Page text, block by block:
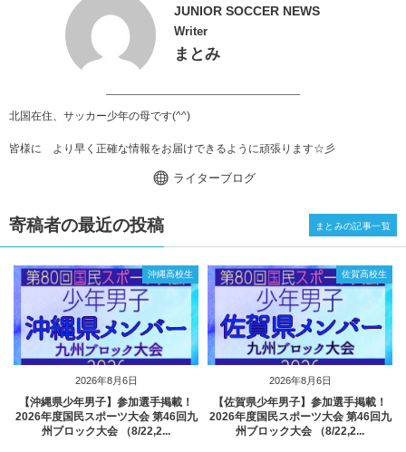
JUNIOR SOCCER NEWS
Writer
まとみ
北国在住、サッカー少年の母です(^^)
皆様に より早く正確な情報をお届けできるように頑張ります☆彡
ライターブログ
寄稿者の最近の投稿
2026年8月6日
沖縄高校生
【沖縄県少年男子】参加選手掲載！
2026年度国民スポーツ大会 第46回九
州ブロック大会 （8/22,2...
2026年8月6日
佐賀高校生
【佐賀県少年男子】参加選手掲載！
2026年度国民スポーツ大会 第46回九
州ブロック大会 （8/22,2...
まとみの記事一覧